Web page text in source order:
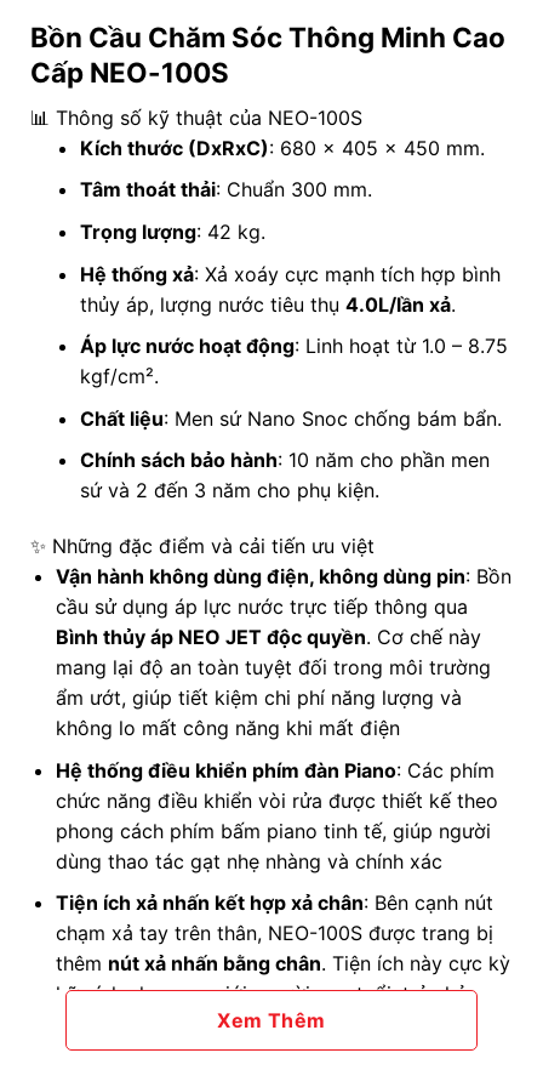
Bồn Cầu Chăm Sóc Thông Minh Cao
Cấp NEO-100S
📊 Thông số kỹ thuật của NEO-100S
Kích thước (DxRxC): 680 x 405 x 450 mm.
Tâm thoát thải: Chuẩn 300 mm.
Trọng lượng: 42 kg.
Hệ thống xả: Xả xoáy cực mạnh tích hợp bình
thủy áp, lượng nước tiêu thụ4.0L/lần xả.
Áp lực nước hoạt động: Linh hoạt từ 1.0 – 8.75
kgf/cm².
Chất liệu: Men sứ Nano Snoc chống bám bẩn.
Chính sách bảo hành: 10 năm cho phần men
sứ và 2 đến 3 năm cho phụ kiện.
✨ Những đặc điểm và cải tiến ưu việt
Vận hành không dùng điện, không dùng pin: Bồn
cầu sử dụng áp lực nước trực tiếp thông qua
Bình thủy áp NEO JET độc quyền. Cơ chế này
mang lại độ an toàn tuyệt đối trong môi trường
ẩm ướt, giúp tiết kiệm chi phí năng lượng và
không lo mất công năng khi mất điện
Hệ thống điều khiển phím đàn Piano: Các phím
chức năng điều khiển vòi rửa được thiết kế theo
phong cách phím bấm piano tinh tế, giúp người
dùng thao tác gạt nhẹ nhàng và chính xác
Tiện ích xả nhấn kết hợp xả chân: Bên cạnh nút
chạm xả tay trên thân, NEO-100S được trang bị
thêm nút xả nhấn bằng chân. Tiện ích này cực kỳ
hữu ích cho nam giới, người cao tuổi, trẻ nhỏ
hoặc phụ nữ mang thai mà không cần phải cúi
người
Xem Thêm